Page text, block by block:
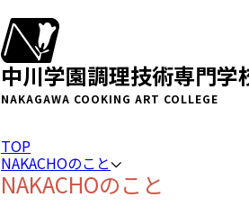
中川学園調理技術専門学
NAKAGAWA COOKING ART COLLEGE
TOP
NAKACHOのこと
NAKACHOのこと